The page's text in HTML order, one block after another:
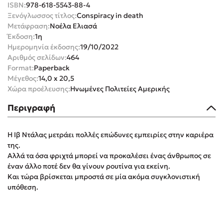
Δημοφιλείς Συγγραφείς
Φυστίκι ΠουΚυλάει
El Sombrero
Στέφανος Ξενάκης
Sebastian Fitzek
Freida McFadden
Κατρίνα Τσάνταλη
Lucinda Riley
ISBN:978-618-5543-88-4
Ξενόγλωσσος τίτλος:Conspiracy in death
Μετάφραση:Νοέλα Ελιασά
Έκδοση:1η
Ημερομηνία έκδοσης:19/10/2022
Αριθμός σελίδων:464
Format:Paperback
Μέγεθος:14,0 x 20,5
Χώρα προέλευσης:Ηνωμένες Πολιτείες Αμερικής
Περιγραφή
Η Ιβ Ντάλας μετράει πολλές επώδυνες εμπειρίες στην καριέρα
της.
Αλλά τα όσα φριχτά μπορεί να προκαλέσει ένας άνθρωπος σε
έναν άλλο ποτέ δεν θα γίνουν ρουτίνα για εκείνη.
Και τώρα βρίσκεται μπροστά σε μία ακόμα συγκλονιστική
υπόθεση.